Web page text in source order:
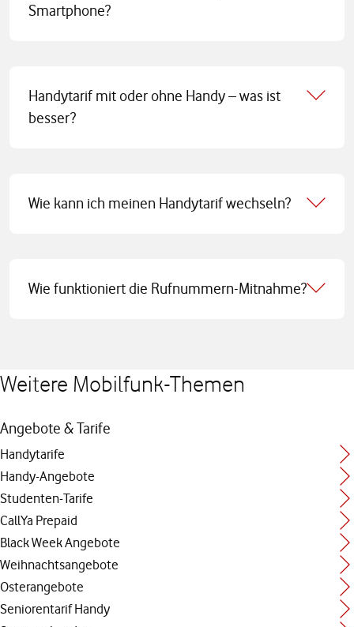
Smartphone?
Handytarif mit oder ohne Handy – was ist
besser?
Wie kann ich meinen Handytarif wechseln?
Wie funktioniert die Rufnummern-Mitnahme?
Weitere Mobilfunk-Themen
Angebote & Tarife
Handytarife
Handy-Angebote
Studenten-Tarife
CallYa Prepaid
Black Week Angebote
Weihnachtsangebote
Osterangebote
Seniorentarif Handy